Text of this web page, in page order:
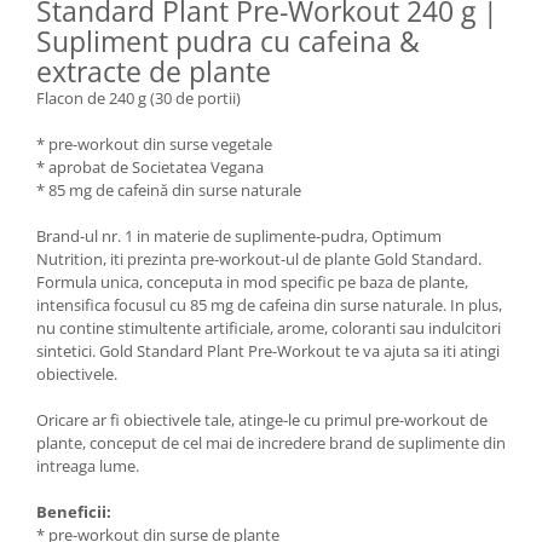
Under Armour
Universal
Vitargo
Weider
Zenana
Standard Plant Pre-Workout 240 g |
Supliment pudra cu cafeina &
extracte de plante
Flacon de 240 g (30 de portii)
* pre-workout din surse vegetale
* aprobat de Societatea Vegana
* 85 mg de cafeină din surse naturale
Brand-ul nr. 1 in materie de suplimente-pudra, Optimum
Nutrition, iti prezinta pre-workout-ul de plante Gold Standard.
Formula unica, conceputa in mod specific pe baza de plante,
intensifica focusul cu 85 mg de cafeina din surse naturale. In plus,
nu contine stimultente artificiale, arome, coloranti sau indulcitori
sintetici. Gold Standard Plant Pre-Workout te va ajuta sa iti atingi
obiectivele.
Oricare ar fi obiectivele tale, atinge-le cu primul pre-workout de
plante, conceput de cel mai de incredere brand de suplimente din
intreaga lume.
Beneficii:
* pre-workout din surse de plante